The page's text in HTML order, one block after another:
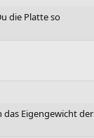
die Platte so
Eigengewicht der